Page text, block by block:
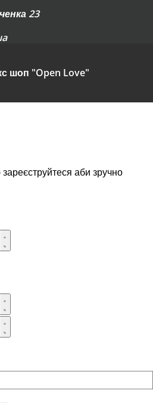
23
шоп "Open Love"
аби зручно